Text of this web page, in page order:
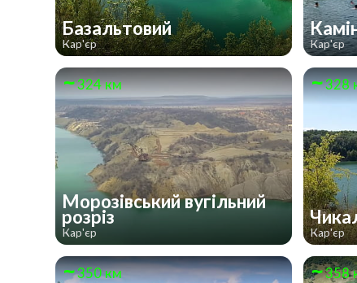
Базальтовий
Кар'єр Кар'єр
324 км
Морозівський вугільний
розріз
Кар'єр
328
Кар'єр
350 км 358